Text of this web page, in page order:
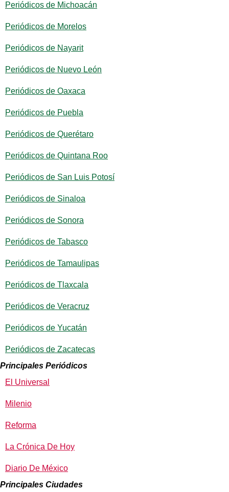
Periódicos de Michoacán
Periódicos de Morelos
Periódicos de Nayarit
Periódicos de Nuevo León
Periódicos de Oaxaca
Periódicos de Puebla
Periódicos de Querétaro
Periódicos de Quintana Roo
Periódicos de San Luis Potosí
Periódicos de Sinaloa
Periódicos de Sonora
Periódicos de Tabasco
Periódicos de Tamaulipas
Periódicos de Tlaxcala
Periódicos de Veracruz
Periódicos de Yucatán
Periódicos de Zacatecas
Principales Periódicos
El Universal
Milenio
Reforma
La Crónica De Hoy
Diario De México
Principales Ciudades